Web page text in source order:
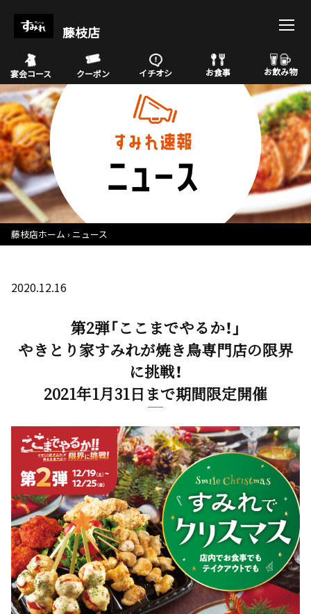
藤枝店
宴会コース クーポン イチオシ お食事 お飲み物
藤枝店ホーム ニュース
2020.12.16
第2弾「ここまでやるか！」
やきとり家すみれが焼き鳥専門店の限界
に挑戦！
2021年1月31日まで期間限定開催